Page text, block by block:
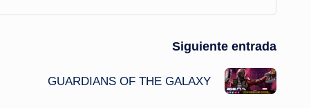
Siguiente entrada
GUARDIANS OF THE GALAXY